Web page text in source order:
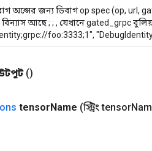
অপ্সের জন্য ডিবাগ op spec (op, url,
বিন্যাস আছে; ; , যেখানে gated_grpc
foo:3333;1",
()
tensorName (স্ট্রিং tensor